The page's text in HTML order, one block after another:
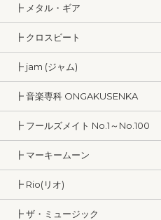
┣ メタル・ギア
┣ クロスビート
┣ jam (ジャム)
┣ 音楽専科 ONGAKUSENKA
┣ フールズメイト No.1～No.100
┣ マーキームーン
┣ Rio(リオ)
┣ ザ・ミュージック